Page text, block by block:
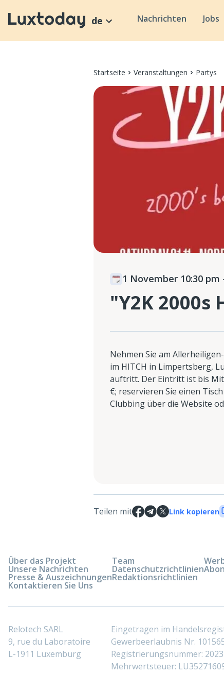
de Nachrichten Jobs
Startseite Veranstaltungen Partys
1 November 10:30 pm
"Y2K
Nehmen Sie am
im HITCH in Limpertsberg,
auftritt. Der Eintritt ist bis
€; reservieren Sie einen
Clubbing über die Website
Teilen mit Link kopieren
Über das Projekt
Unsere Nachrichten
Presse & Auszeichnungen
Kontaktieren Sie Uns
Team
Datenschutzrichtlinien
Redaktionsrichtlinien
Relotech SARL
9, rue du Laboratoire
L-1911 Luxemburg
Eingetragen im
Gewerbeerlaubnis Nr.
Registrierungsnummer:
Mehrwertsteuer: